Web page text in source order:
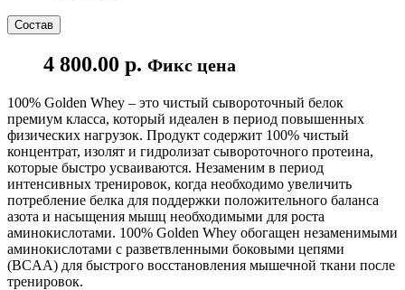
Состав
4 800.00 р. Фикс цена
100% Golden Whey – это чистый сывороточный белок
премиум класса, который идеален в период повышенных
физических нагрузок. Продукт содержит 100% чистый
концентрат, изолят и гидролизат сывороточного протеина,
которые быстро усваиваются. Незаменим в период
интенсивных тренировок, когда необходимо увеличить
потребление белка для поддержки положительного баланса
азота и насыщения мышц необходимыми для роста
аминокислотами. 100% Golden Whey обогащен незаменимыми
аминокислотами с разветвленными боковыми цепями
(BCAA) для быстрого восстановления мышечной ткани после
тренировок.